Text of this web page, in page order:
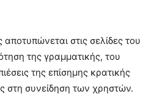
στις σελίδες του
της γραμματικής, του
της επίσημης κρατικής
στη συνείδηση των χρηστών.